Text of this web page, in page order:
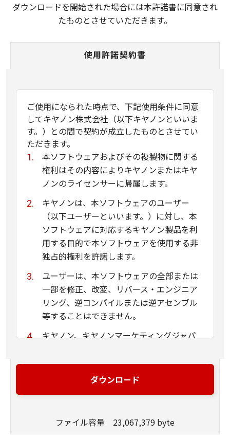
ダウンロードを開始された場合には本許諾書に同意され
たものとさせていただきます。
使用許諾契約書
ご使用になられた時点で、下記使用条件に同意
してキヤノン株式会社（以下キヤノンといいま
す。）との間で契約が成立したものとさせてい
ただきます。
本ソフトウェアおよびその複製物に関する
権利はその内容によりキヤノンまたはキヤ
ノンのライセンサーに帰属します。
キヤノンは、本ソフトウェアのユーザー
（以下ユーザーといいます。）に対し、本
ソフトウェアに対応するキヤノン製品を利
用する目的で本ソフトウェアを使用する非
独占的権利を許諾します。
ユーザーは、本ソフトウェアの全部または
一部を修正、改変、リバース・エンジニア
リング、逆コンパイルまたは逆アセンブル
等することはできません。
キヤノン、キヤノンマーケティングジャパ
は、本ソフトウェアがユーザーの特定の目
的のために適当であること、もしくは有用
ていかなる保証もいたしません。
キヤノン、キヤノンマーケティングジャパ
ダウンロード
ファイル容量 23,067,379 byte